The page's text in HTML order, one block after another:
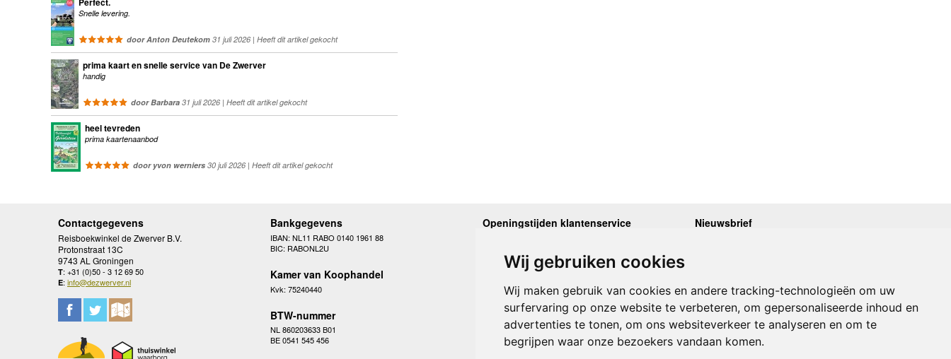
Wij gebruiken cookies
Wij maken gebruik van cookies en andere tracking-technologieën om uw
surfervaring op onze website te verbeteren, om gepersonaliseerde inhoud en
advertenties te tonen, om ons websiteverkeer te analyseren en om te
begrijpen waar onze bezoekers vandaan komen.
Snelle levering.
door Anton Deutekom 31 juli 2026 | Heeft dit artikel gekocht
prima kaart en snelle service van De Zwerver
handig
door Barbara 31 juli 2026 | Heeft dit artikel gekocht
heel tevreden
prima kaartenaanbod
door yvon werniers 30 juli 2026 | Heeft dit artikel gekocht
Contactgegevens
Reisboekwinkel de Zwerver B.V.
Protonstraat 13C
9743 AL Groningen
T: +31 (0)50 - 3 12 69 50
E: info@dezwerver.nl
Bankgegevens
IBAN: NL11 RABO 0140 1961 88
BIC: RABONL2U
Kamer van Koophandel
Kvk: 75240440
BTW-nummer
NL 860203633 B01
BE 0541 545 456
Openingstijden klantenservice
Woensdag
10.00 - 12.30 en 13.30 - 17.00
Donderdag
Vrijdag
10.00 - 12.30 en 13.30 - 17.00
Zaterdag
gesloten
Zondag
gesloten
Nieuwsbrief
Onze laatste Nieuwsbrief
Inschrijven